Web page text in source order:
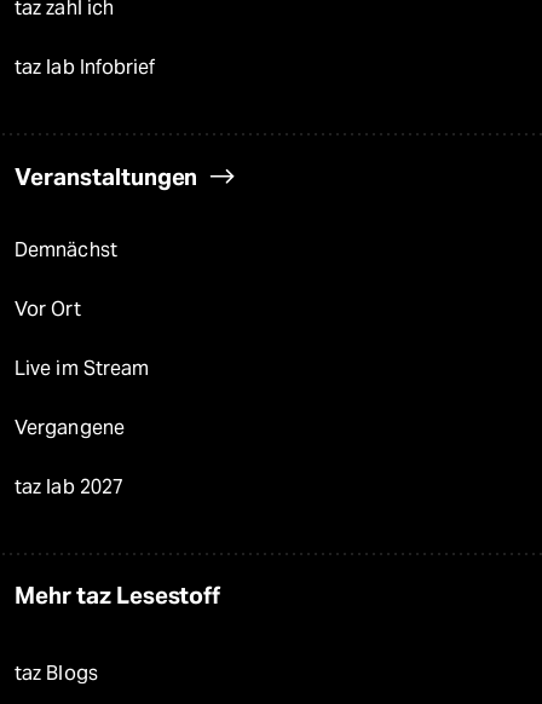
taz zahl ich
taz lab Infobrief
Veranstaltungen
Demnächst
Vor Ort
Live im Stream
Vergangene
taz lab 2027
Mehr taz Lesestoff
taz Blogs